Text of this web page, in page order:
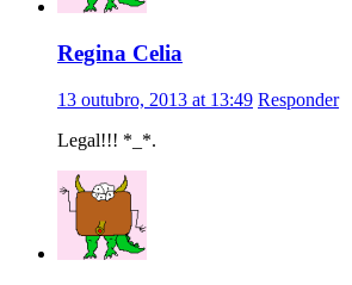
Regina Celia
13 outubro, 2013 at 13:49 Responder
Legal!!! *_*.